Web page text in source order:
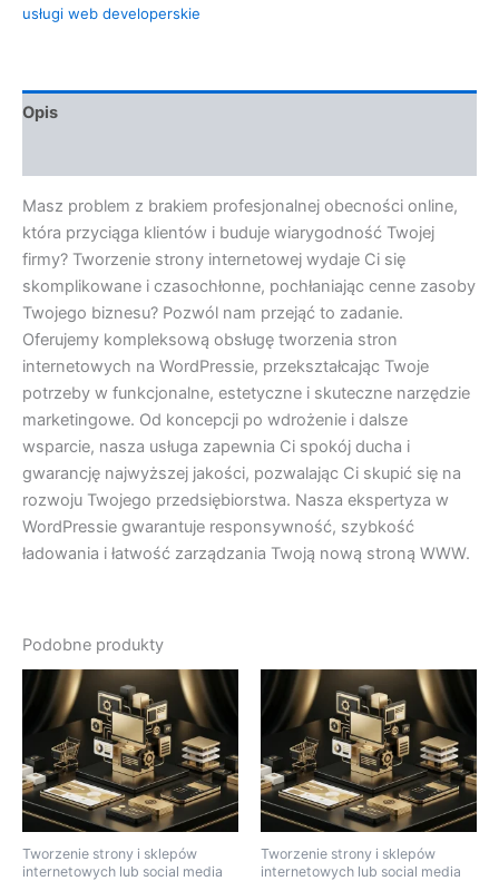
usługi web developerskie
Opis
Masz problem z brakiem profesjonalnej obecności online,
która przyciąga klientów i buduje wiarygodność Twojej
firmy? Tworzenie strony internetowej wydaje Ci się
skomplikowane i czasochłonne, pochłaniając cenne zasoby
Twojego biznesu? Pozwól nam przejąć to zadanie.
Oferujemy kompleksową obsługę tworzenia stron
internetowych na WordPressie, przekształcając Twoje
potrzeby w funkcjonalne, estetyczne i skuteczne narzędzie
marketingowe. Od koncepcji po wdrożenie i dalsze
wsparcie, nasza usługa zapewnia Ci spokój ducha i
gwarancję najwyższej jakości, pozwalając Ci skupić się na
rozwoju Twojego przedsiębiorstwa. Nasza ekspertyza w
WordPressie gwarantuje responsywność, szybkość
ładowania i łatwość zarządzania Twoją nową stroną WWW.
Podobne produkty
Tworzenie strony i sklepów
internetowych lub social media
Tworzenie strony i sklepów
internetowych lub social media